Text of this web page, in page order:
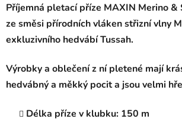
Příjemná pletací příze MAXIN Merino &
ze směsi přírodních vláken střizní vlny
exkluzivního hedvábí Tussah.
Výrobky a oblečení z ní pletené mají
hedvábný a měkký pocit a jsou velmi
Délka příze v klubku: 150 m